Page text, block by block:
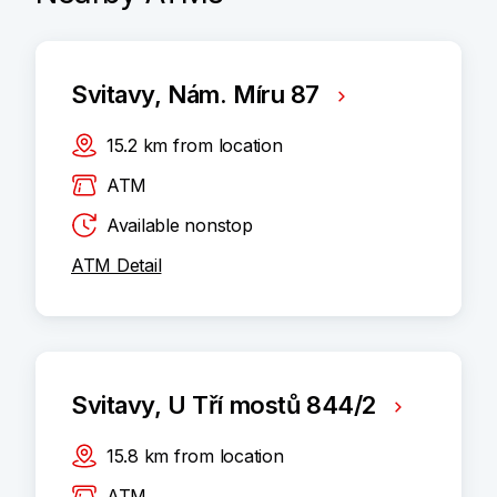
Svitavy, Nám. Míru 87
15.2 km from location
ATM
Available nonstop
ATM Detail
Svitavy, U Tří mostů 844/2
15.8 km from location